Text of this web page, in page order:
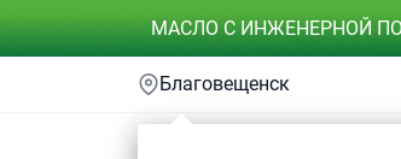
МАСЛО С ИНЖЕНЕРНОЙ
Благовещенск